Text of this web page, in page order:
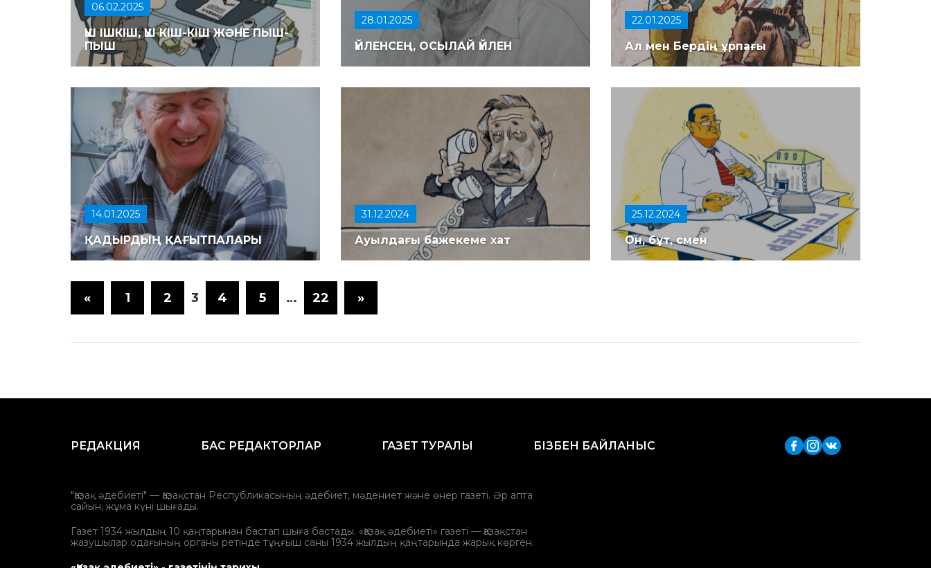
06.02.2025
ҮШ ІШКІШ, ҮШ КІШ-КІШ ЖӘНЕ ПЫШ-
ПЫШ
28.01.2025
ҮЙЛЕНСЕҢ, ОСЫЛАЙ ҮЙЛЕН
22.01.2025
Ал мен Бердің ұрпағы
14.01.2025
ҚАДЫРДЫҢ ҚАҒЫТПАЛАРЫ
31.12.2024
Ауылдағы бажекеме хат
25.12.2024
Он, бұт, смен
« 1 2 3 4 5 … 22 »
РЕДАКЦИЯ БАС РЕДАКТОРЛАР ГАЗЕТ ТУРАЛЫ БІЗБЕН БАЙЛАНЫС
"Қазақ әдебиеті" — Қазақстан Республикасының әдебиет, мәдениет және өнер газеті. Әр апта
сайын, жұма күні шығады.
Газет 1934 жылдың 10 қаңтарынан бастап шыға бастады. «Қазақ әдебиеті» газеті — Қазақстан
жазушылар одағының органы ретінде тұңғыш саны 1934 жылдың қаңтарында жарық көрген.